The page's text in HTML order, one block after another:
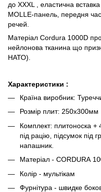
до XХХL , еластична
MOLLE-панель, передня
речей.
Матеріал Cordura 1000D
нейлонова тканина що
НАТО).
Характеристики :
Країна виробник:
Розмір плит: 250х300мм
Комплект: плитоноска +
під рацію, підсумок під
напашник.
Матеріал - CORDURA
Колір - мультікам
Фурнітура - швидке